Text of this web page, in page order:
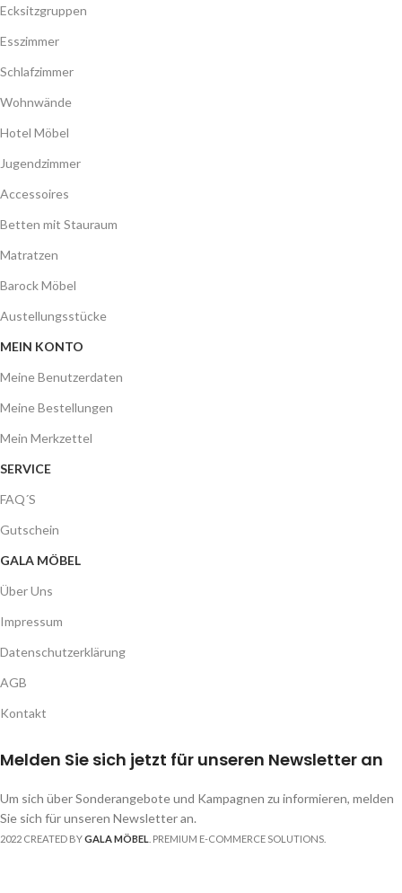
Ecksitzgruppen
Esszimmer
Schlafzimmer
Wohnwände
Hotel Möbel
Jugendzimmer
Accessoires
Betten mit Stauraum
Matratzen
Barock Möbel
Austellungsstücke
MEIN KONTO
Meine Benutzerdaten
Meine Bestellungen
Mein Merkzettel
SERVICE
FAQ´S
Gutschein
GALA MÖBEL
Über Uns
Impressum
Datenschutzerklärung
AGB
Kontakt
Melden Sie sich jetzt für unseren Newsletter an
Um sich über Sonderangebote und Kampagnen zu informieren, melden
Sie sich für unseren Newsletter an.
2022 CREATED BYGALA MÖBEL . PREMIUM E-COMMERCE SOLUTIONS.